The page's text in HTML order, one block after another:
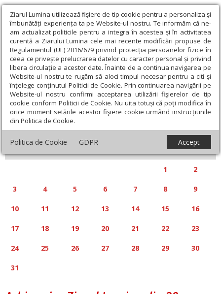
Ziarul Lumina utilizează fişiere de tip cookie pentru a personaliza și
îmbunătăți experiența ta pe Website-ul nostru. Te informăm că ne-
am actualizat politicile pentru a integra în acestea și în activitatea
curentă a Ziarului Lumina cele mai recente modificări propuse de
Regulamentul (UE) 2016/679 privind protecția persoanelor fizice în
ceea ce privește prelucrarea datelor cu caracter personal și privind
libera circulație a acestor date. Înainte de a continua navigarea pe
Website-ul nostru te rugăm să aloci timpul necesar pentru a citi și
înțelege conținutul Politicii de Cookie. Prin continuarea navigării pe
Website-ul nostru confirmi acceptarea utilizării fişierelor de tip
cookie conform Politicii de Cookie. Nu uita totuși că poți modifica în
orice moment setările acestor fişiere cookie urmând instrucțiunile
din Politica de Cookie.
Politica de Cookie GDPR Accept
Calendar articole
« »
MARTIE 2025
S D
1 2
3 4 5 6 7 8 9
10 11 12 13 14 15 16
17 18 19 20 21 22 23
24 25 26 27 28 29 30
31